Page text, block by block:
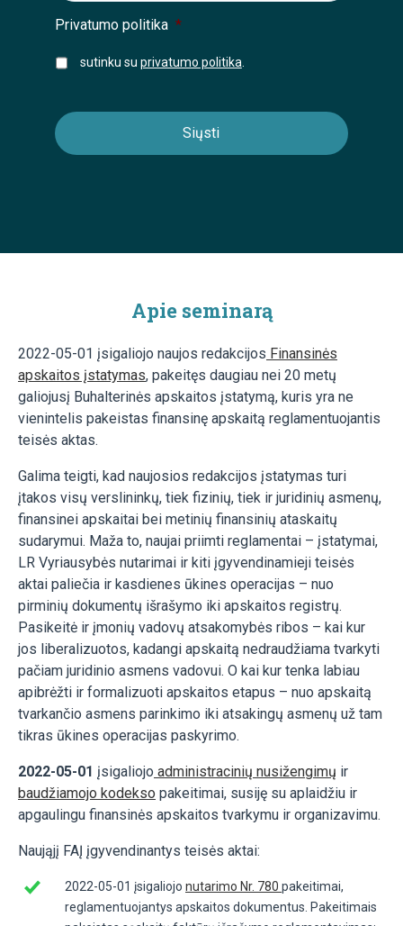
Privatumo politika *
sutinku su privatumo politika
Apie seminarą
2022-05-01 įsigaliojo naujos redakcijos Finansinės
apskaitos įstatymas, pakeitęs daugiau nei 20 metų
galiojusį Buhalterinės apskaitos įstatymą, kuris yra ne
vienintelis pakeistas finansinę apskaitą reglamentuojantis
teisės aktas.
Galima teigti, kad naujosios redakcijos įstatymas turi
įtakos visų verslininkų, tiek fizinių, tiek ir juridinių asmenų,
finansinei apskaitai bei metinių finansinių ataskaitų
sudarymui. Maža to, naujai priimti reglamentai – įstatymai,
LR Vyriausybės nutarimai ir kiti įgyvendinamieji teisės
aktai paliečia ir kasdienes ūkines operacijas – nuo
pirminių dokumentų išrašymo iki apskaitos registrų.
Pasikeitė ir įmonių vadovų atsakomybės ribos – kai kur
jos liberalizuotos, kadangi apskaitą nedraudžiama tvarkyti
pačiam juridinio asmens vadovui. O kai kur tenka labiau
apibrėžti ir formalizuoti apskaitos etapus – nuo apskaitą
tvarkančio asmens parinkimo iki atsakingų asmenų už tam
tikras ūkines operacijas paskyrimo.
2022-05-01 įsigaliojo administracinių nusižengimų ir
baudžiamojo kodekso pakeitimai, susiję su aplaidžiu ir
apgaulingu finansinės apskaitos tvarkymu ir organizavimu.
Naująjį FAĮ įgyvendinantys teisės aktai:
2022-05-01 įsigaliojo nutarimo Nr. 780 pakeitimai,
reglamentuojantys apskaitos dokumentus. Pakeitimais